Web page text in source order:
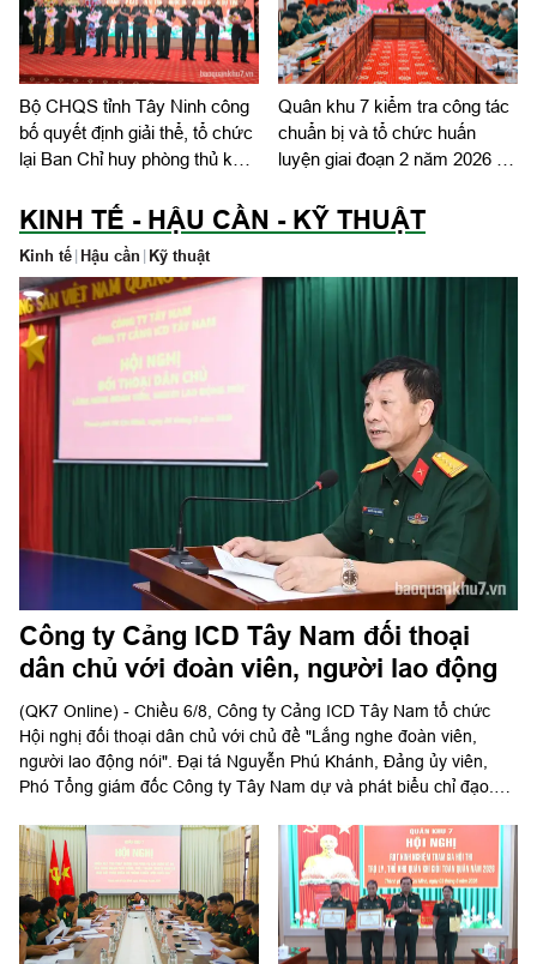
Bộ CHQS tỉnh Tây Ninh công
bố quyết định giải thể, tổ chức
lại Ban Chỉ huy phòng thủ khu
Quân khu 7 kiểm tra công tác
chuẩn bị và tổ chức huấn
luyện giai đoạn 2 năm 2026 tại
KINH TẾ - HẬU CẦN - KỸ THUẬT
Kinh tế| Hậu cần | Kỹ thuật
Công ty Cảng ICD Tây Nam đối thoại
dân chủ với đoàn viên, người lao động
(QK7 Online) - Chiều 6/8, Công ty Cảng ICD Tây Nam tổ chức
Hội nghị đối thoại dân chủ với chủ đề "Lắng nghe đoàn viên,
người lao động nói". Đại tá Nguyễn Phú Khánh, Đảng ủy viên,
Phó Tổng giám đốc Công ty Tây Nam dự và phát biểu chỉ đạo.
Tây Nam chủ trì hội nghị. Dự hội nghị có Đại tá Phạm Thị Thu
Hương, Trưởng phòng Công tác quần chúng, Cục Chính trị Quân
khu 7; Đại tá Trần Thị Mỹ Châu, Phó Tổng giám đốc Công ty Tây
Nam cùng đông đảo cán bộ, đoàn viên, người lao động Công ty
Cảng ICD Tây Nam.